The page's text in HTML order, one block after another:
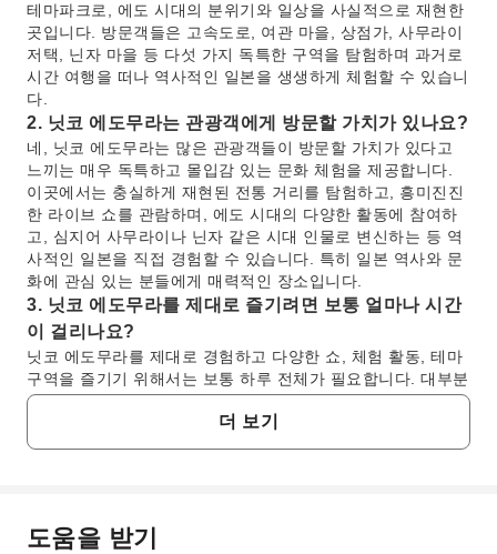
테마파크로, 에도 시대의 분위기와 일상을 사실적으로 재현한
곳입니다. 방문객들은 고속도로, 여관 마을, 상점가, 사무라이
저택, 닌자 마을 등 다섯 가지 독특한 구역을 탐험하며 과거로
시간 여행을 떠나 역사적인 일본을 생생하게 체험할 수 있습니
다.
2. 닛코 에도무라는 관광객에게 방문할 가치가 있나요?
네, 닛코 에도무라는 많은 관광객들이 방문할 가치가 있다고
느끼는 매우 독특하고 몰입감 있는 문화 체험을 제공합니다.
이곳에서는 충실하게 재현된 전통 거리를 탐험하고, 흥미진진
한 라이브 쇼를 관람하며, 에도 시대의 다양한 활동에 참여하
고, 심지어 사무라이나 닌자 같은 시대 인물로 변신하는 등 역
사적인 일본을 직접 경험할 수 있습니다. 특히 일본 역사와 문
화에 관심 있는 분들에게 매력적인 장소입니다.
3. 닛코 에도무라를 제대로 즐기려면 보통 얼마나 시간
이 걸리나요?
닛코 에도무라를 제대로 경험하고 다양한 쇼, 체험 활동, 테마
구역을 즐기기 위해서는 보통 하루 전체가 필요합니다. 대부분
의 방문객은 공원을 둘러보는 데 5~7시간을 보내며, 여러 공연
을 관람하고, 의상을 입어보고, 정교하게 디자인된 에도 시대
마을을 거닐기에 충분한 시간을 가집니다.
~5월)과 가을(10월~11월)입니다. 봄에는 날씨가 온화하고 쾌
더 보기
자주 묻는 질문
도움을 받기